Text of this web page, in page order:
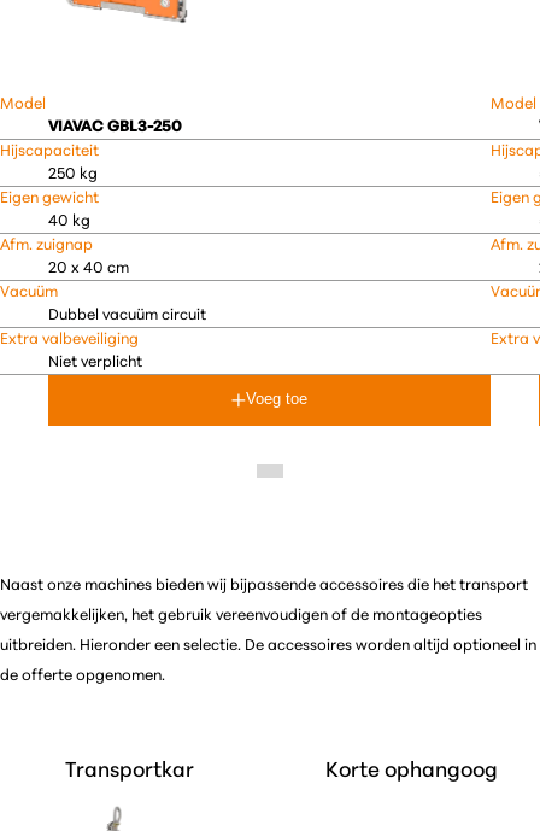
Model
VIAVAC GBL3-250
Hijscapaciteit
250 kg
Eigen gewicht
40 kg
Afm. zuignap
20 x 40 cm
Vacuüm
Dubbel vacuüm circuit
Extra valbeveiliging
Niet verplicht
Voeg toe
Model
Eigen
Afm.
Extra
Naast onze machines bieden wij bijpassende accessoires die het transport
vergemakkelijken, het gebruik vereenvoudigen of de montageopties
uitbreiden. Hieronder een selectie. De accessoires worden altijd optioneel in
de offerte opgenomen.
Transportkar Korte ophangoog